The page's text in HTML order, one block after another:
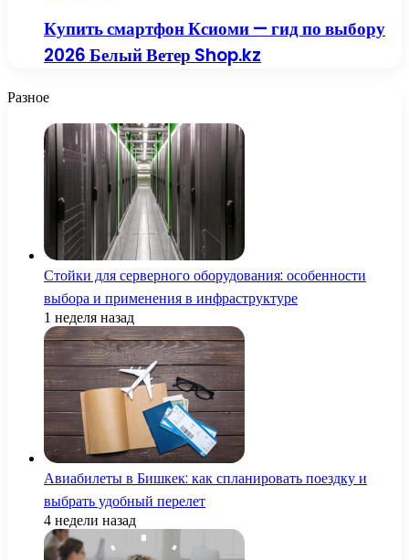
Купить смартфон Ксиоми — гид по выбору
2026 Белый Ветер Shop.kz
Разное
Стойки для серверного оборудования: особенности
выбора и применения в инфраструктуре
1 неделя назад
Авиабилеты в Бишкек: как спланировать поездку и
выбрать удобный перелет
4 недели назад